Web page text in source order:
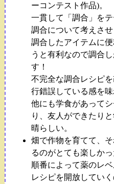
ーコンテスト作品)。
一貫して「調合」を
調合について考えさ
調合したアイテムに
うと有利なので調合
す！
不完全な調合レシピ
行錯誤している感を味
他にも学食があって
り、友人ができたり
晴らしい。
畑で作物を育てて、
るのがとても楽しか
順番によって薬のレ
レシピを開放してい